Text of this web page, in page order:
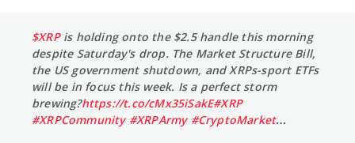
$XRPis holding onto the $2.5 handle this morning
despite Saturday's drop. The Market Structure Bill,
the US government shutdown, and XRPs-sport ETFs
will be in focus this week. Is a perfect storm
brewing?https://t.co/cMx35iSakE#XRP
#XRPCommunity #XRPArmy #CryptoMarket…